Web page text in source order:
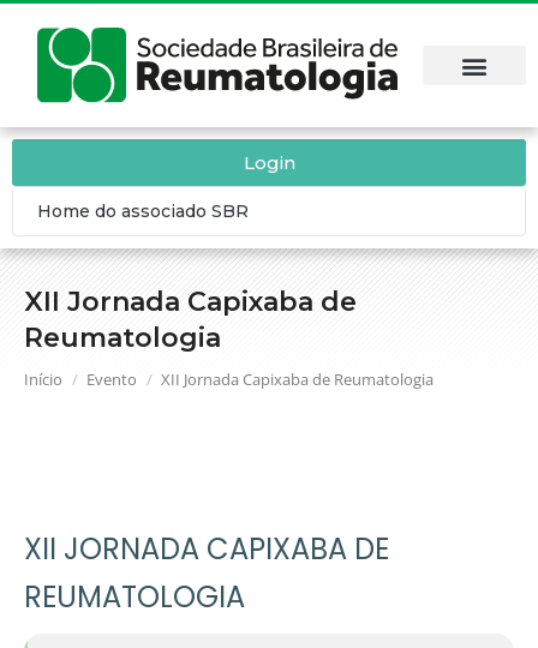
XII Jornada Capixaba de
Reumatologia
Você está aqui:
Início Evento XII Jornada Capixaba de Reumatologia
Login
Home do associado SBR
XII JORNADA CAPIXABA DE
REUMATOLOGIA